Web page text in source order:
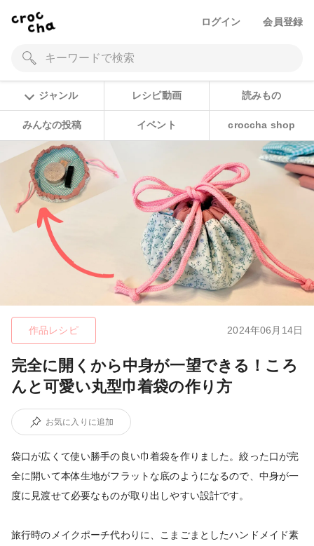
ログイン 会員登録
ジャンル レシピ動画 読みもの
みんなの投稿 イベント croccha shop
作品レシピ 2024年06月14日
完全に開くから中身が一望できる！ころ
んと可愛い丸型巾着袋の作り方
お気に入りに追加
袋口が広くて使い勝手の良い巾着袋を作りました。絞った口が完
全に開いて本体生地がフラットな底のようになるので、中身が一
度に見渡せて必要なものが取り出しやすい設計です。
旅行時のメイクポーチ代わりに、こまごまとしたハンドメイド素